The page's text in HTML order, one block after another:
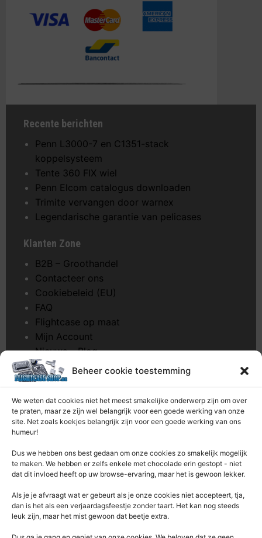
Beheer cookie toestemming
We weten dat cookies niet het meest smakelijke onderwerp zijn om over
te praten, maar ze zijn wel belangrijk voor een goede werking van onze
site. Net zoals koekjes belangrijk zijn voor een goede werking van ons
humeur!
Dus we hebben ons best gedaan om onze cookies zo smakelijk mogelijk
te maken. We hebben er zelfs enkele met chocolade erin gestopt - niet
dat dit invloed heeft op uw browse-ervaring, maar het is gewoon lekker.
Als je je afvraagt ​​wat er gebeurt als je onze cookies niet accepteert, tja,
dan is het als een verjaardagsfeestje zonder taart. Het kan nog steeds
leuk zijn, maar het mist gewoon dat beetje extra.
Recente berichten
Penn L3000-7 en C1351-stack
koppelsysteem
Tente 360 FIX wiel
Penn Elcom catalogus downloaden
Trimite vervangen door warnex
Legendarische garantie van pelicases
Klanten Zone
B2B – Groothandel
Contacteer ons
Cookiebeleid (EU)
FAQ
Flightcase op maat
Mijn Account
Nieuws – Blog
Onderhoud pagina
Over ons
Privacybeleid
Retourrecht
Winkelwagen
Contacteer Ons
Rentek BV – Protekt
Nieuwpoortlaan 21 / 1
3600 Genk